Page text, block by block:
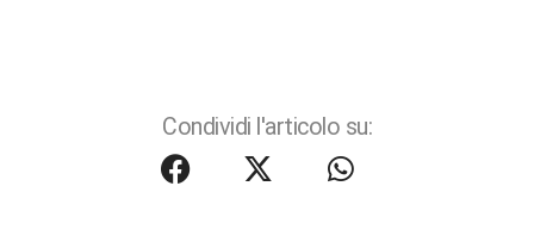
Condividi l'articolo su: